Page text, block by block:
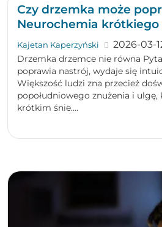
Czy drzemka może
Neurochemia krótkiego
Kajetan Kaperzyński 2026-03-
Drzemka drzemce nie równa
poprawia nastrój, wydaje się
Większość ludzi zna przecież
popołudniowego znużenia i ulgę,
krótkim śnie....